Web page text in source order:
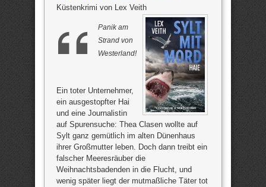
Küstenkrimi von Lex Veith
Panik am
Strand von
Westerland!
Ein toter Unternehmer,
ein ausgestopfter Hai
und eine Journalistin
auf Spurensuche: Thea Clasen wollte auf
Sylt ganz gemütlich im alten Dünenhaus
ihrer Großmutter leben. Doch dann treibt ein
falscher Meeresräuber die
Weihnachtsbadenden in die Flucht, und
wenig später liegt der mutmaßliche Täter tot